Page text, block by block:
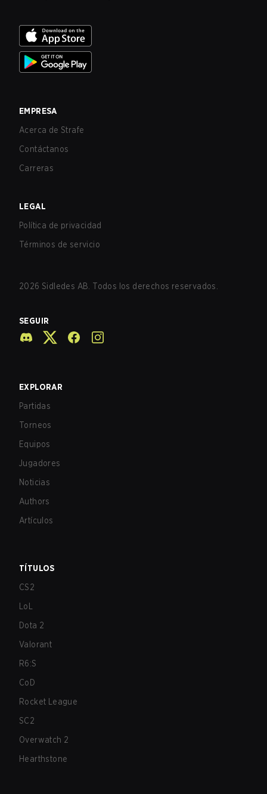
EMPRESA
Acerca de Strafe
Contáctanos
Carreras
LEGAL
Política de privacidad
Términos de servicio
2026 Sidledes AB. Todos los derechos reservados.
SEGUIR
EXPLORAR
Partidas
Torneos
Equipos
Jugadores
Noticias
Authors
Artículos
TÍTULOS
CS2
LoL
Dota 2
Valorant
R6:S
CoD
Rocket League
SC2
Overwatch 2
Hearthstone